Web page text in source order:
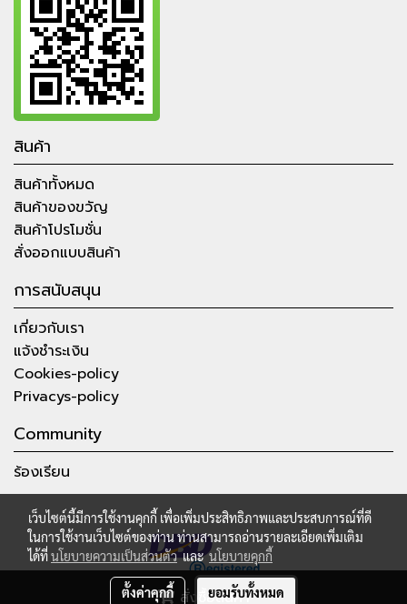
สั่งซื้อสินค้า
สินค้า
สินค้าทั้งหมด
สินค้าของขวัญ
สินค้าโปรโมชั่น
สั่งออกแบบสินค้า
การสนับสนุน
เกี่ยวกับเรา
แจ้งชำระเงิน
Cookies-policy
Privacys-policy
Community
ร้องเรียน
เว็บไซต์นี้มีการใช้งานคุกกี้ เพื่อเพิ่มประสิทธิภาพและประสบการณ์ที่ดี
ในการใช้งานเว็บไซต์ของท่าน ท่านสามารถอ่านรายละเอียดเพิ่มเติม
ได้ที่นโยบายความเป็นส่วนตัวและนโยบายคุกกี้
ตั้งค่าคุกกี้ ยอมรับทั้งหมด